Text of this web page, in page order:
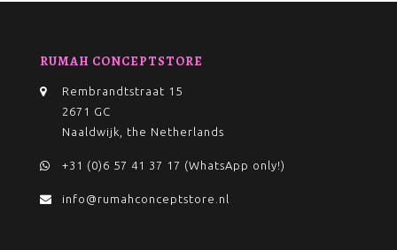
RUMAH CONCEPTSTORE
Rembrandtstraat 15
2671 GC
Naaldwijk, the Netherlands
+31 (0)6 57 41 37 17 (WhatsApp only!)
info@rumahconceptstore.nl